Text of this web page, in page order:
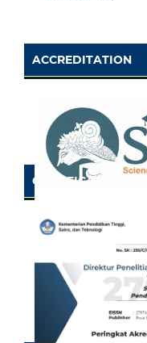
ACCREDITATION
CERTIFICATE OF